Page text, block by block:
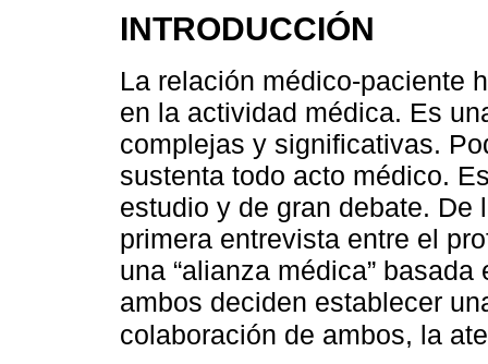
INTRODUCCIÓN
La relación médico-paciente
en la actividad médica. Es
complejas y significativas.
sustenta todo acto médico.
estudio y de gran debate. De
primera entrevista entre el
una “alianza médica”
ambos deciden establecer
colaboración de ambos, la